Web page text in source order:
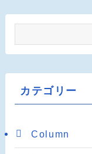
カテゴリー
Column